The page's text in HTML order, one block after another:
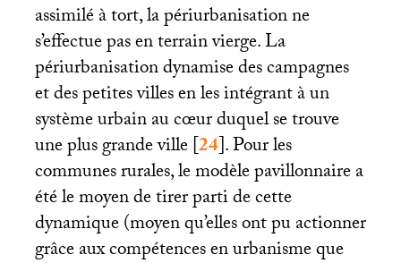
assimilé à tort, la périurbanisation ne
s’effectue pas en terrain vierge. La
périurbanisation dynamise des campagnes
et des petites villes en les intégrant à un
système urbain au cœur duquel se trouve
une plus grande ville[24]. Pour les
communes rurales, le modèle pavillonnaire a
été le moyen de tirer parti de cette
dynamique (moyen qu’elles ont pu actionner
grâce aux compétences en urbanisme que